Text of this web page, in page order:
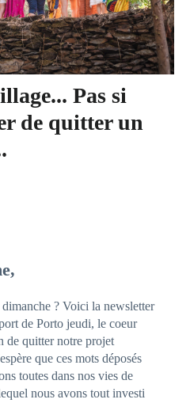
Pas si
de quitter un
? Voici la newsletter
de Porto jeudi, le coeur
de quitter notre projet
que ces mots déposés
toutes dans nos vies de
nous avons tout investi